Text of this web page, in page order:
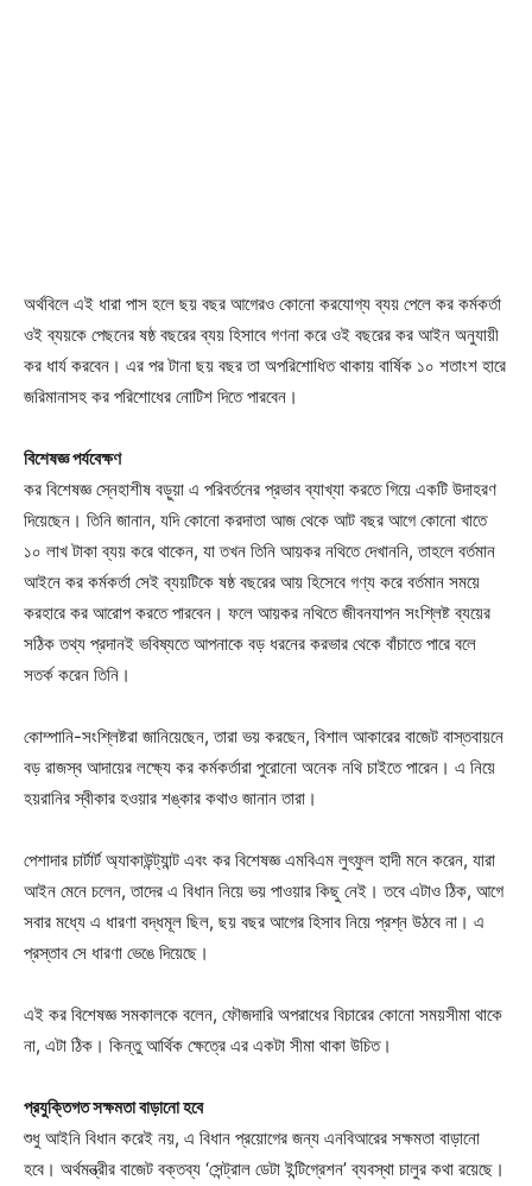
অর্থবিলে এই ধারা পাস হলে ছয় বছর আগেরও কোনো করযোগ্য ব্যয় পেলে কর কর্মকর্তা
ওই ব্যয়কে পেছনের ষষ্ঠ বছরের ব্যয় হিসাবে গণনা করে ওই বছরের কর আইন অনুযায়ী
কর ধার্য করবেন। এর পর টানা ছয় বছর তা অপরিশোধিত থাকায় বার্ষিক ১০ শতাংশ হারে
জরিমানাসহ কর পরিশোধের নোটিশ দিতে পারবেন।
বিশেষজ্ঞ পর্যবেক্ষণ
কর বিশেষজ্ঞ স্নেহাশীষ বড়ুয়া এ পরিবর্তনের প্রভাব ব্যাখ্যা করতে গিয়ে একটি উদাহরণ
দিয়েছেন। তিনি জানান, যদি কোনো করদাতা আজ থেকে আট বছর আগে কোনো খাতে
১০ লাখ টাকা ব্যয় করে থাকেন, যা তখন তিনি আয়কর নথিতে দেখাননি, তাহলে বর্তমান
আইনে কর কর্মকর্তা সেই ব্যয়টিকে ষষ্ঠ বছরের আয় হিসেবে গণ্য করে বর্তমান সময়ে
করহারে কর আরোপ করতে পারবেন। ফলে আয়কর নথিতে জীবনযাপন সংশ্লিষ্ট ব্যয়ের
সঠিক তথ্য প্রদানই ভবিষ্যতে আপনাকে বড় ধরনের করভার থেকে বাঁচাতে পারে বলে
সতর্ক করেন তিনি।
কোম্পানি-সংশ্লিষ্টরা জানিয়েছেন, তারা ভয় করছেন, বিশাল আকারের বাজেট বাস্তবায়নে
বড় রাজস্ব আদায়ের লক্ষ্যে কর কর্মকর্তারা পুরোনো অনেক নথি চাইতে পারেন। এ নিয়ে
হয়রানির স্বীকার হওয়ার শঙ্কার কথাও জানান তারা।
পেশাদার চার্টার্ট অ্যাকাউন্ট্যান্ট এবং কর বিশেষজ্ঞ এমবিএম লুৎফুল হাদী মনে করেন, যারা
আইন মেনে চলেন, তাদের এ বিধান নিয়ে ভয় পাওয়ার কিছু নেই। তবে এটাও ঠিক, আগে
সবার মধ্যে এ ধারণা বদ্ধমূল ছিল, ছয় বছর আগের হিসাব নিয়ে প্রশ্ন উঠবে না। এ
প্রস্তাব সে ধারণা ভেঙে দিয়েছে।
এই কর বিশেষজ্ঞ সমকালকে বলেন, ফৌজদারি অপরাধের বিচারের কোনো সময়সীমা থাকে
না, এটা ঠিক। কিন্তু আর্থিক ক্ষেত্রে এর একটা সীমা থাকা উচিত।
প্রযুক্তিগত সক্ষমতা বাড়ানো হবে
শুধু আইনি বিধান করেই নয়, এ বিধান প্রয়োগের জন্য এনবিআরের সক্ষমতা বাড়ানো
হবে। অর্থমন্ত্রীর বাজেট বক্তব্য ‘সেন্ট্রাল ডেটা ইন্টিগ্রেশন’ ব্যবস্থা চালুর কথা রয়েছে।